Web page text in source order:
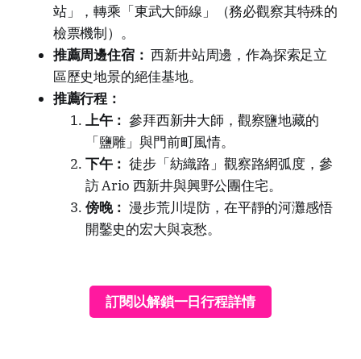
站」，轉乘「東武大師線」（務必觀察其特殊的
檢票機制）。
推薦周邊住宿： 西新井站周邊，作為探索足立
區歷史地景的絕佳基地。
推薦行程：
上午： 參拜西新井大師，觀察鹽地藏的
「鹽雕」與門前町風情。
下午： 徒步「紡織路」觀察路網弧度，參
訪 Ario 西新井與興野公團住宅。
傍晚： 漫步荒川堤防，在平靜的河灘感悟
開鑿史的宏大與哀愁。
訂閱以解鎖一日行程詳情